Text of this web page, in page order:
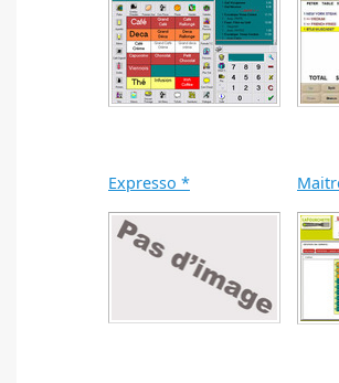
Expresso *